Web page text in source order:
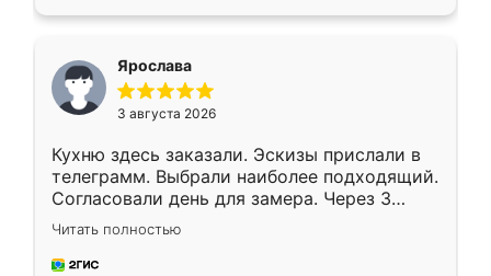
Ярослава
3 августа 2026
Кухню здесь заказали. Эскизы прислали в
телеграмм. Выбрали наиболее подходящий.
Согласовали день для замера. Через 3
недели кухня была уже готова. Остались
довольны работой. Спасибо Ренессанс
мебель за качественную работу!
Читать полностью